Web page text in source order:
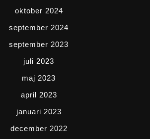
oktober 2024
september 2024
september 2023
juli 2023
maj 2023
april 2023
januari 2023
december 2022